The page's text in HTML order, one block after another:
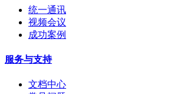
统一通讯
视频会议
成功案例
服务与支持
文档中心